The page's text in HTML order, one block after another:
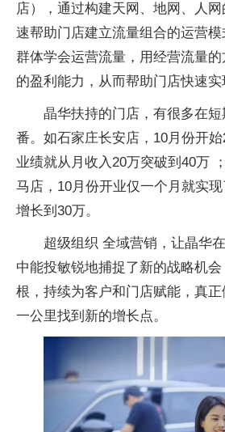
店），通过构建天网、地网、人
速帮助门店建立流量组合的运营
群体学会运营流量，用经营流量
的盈利能力，从而帮助门店快速实
晶华扶持的门店，有很多在
番。如石家庄长安店，10月份开
业绩就从月收入20万突破到40万
马店，10月份开业仅一个月就实
增长到30万。
超级组织 全域营销，让晶华
中能投敏锐地捕捉了新的战略机
根，持续为客户和门店赋能，真
一公里找到新的增长点。